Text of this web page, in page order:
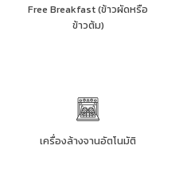
Free Breakfast (ข้าวผัดหรือ
ข้าวต้ม)
เครื่องล้างจานอัตโนมัติ